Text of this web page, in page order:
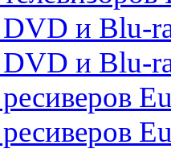
и Blu-
и Blu-